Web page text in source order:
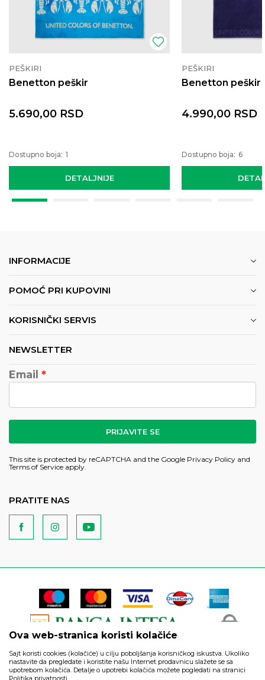
PEŠKIRI
Benetton peškir
DETALJNIJE
5.690,00 RSD
Dostupno boja: 1
PEŠKIRI
Benetton peškir
4.990,00 RSD
Dostupno boja: 6
INFORMACIJE
POMOĆ PRI KUPOVINI
KORISNIČKI SERVIS
NEWSLETTER
Email
PRIJAVITE SE
This site is protected by reCAPTCHA and the Google Privacy Policy and
Terms of Service apply.
PRATITE NAS
Ova web-stranica koristi kolačiće
Sajt koristi cookies (kolačiće) u cilju poboljšanja korisničkog iskustva. Ukoliko
nastavite da pregledate i koristite našu Internet prodavnicu slažete se sa
upotrebom kolačića. Detalje o upotrebi kolačića možete pogledati na stranici
Politika privatnosti.